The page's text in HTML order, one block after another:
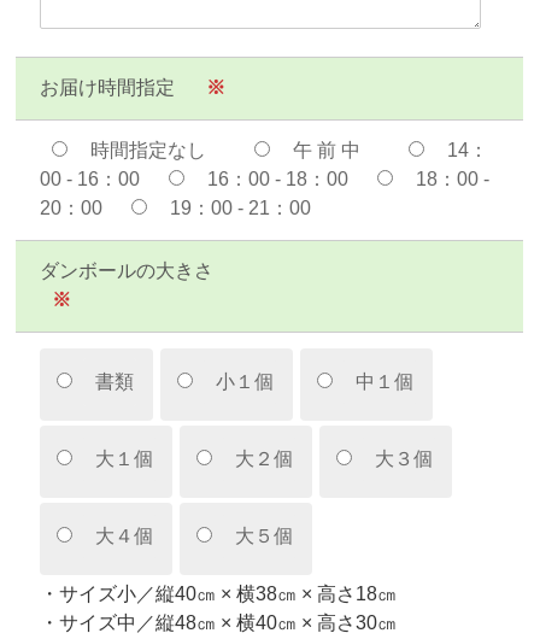
お届け時間指定 ※
時間指定なし 午 前 中
14：
00 - 16：00
16：00 - 18：00
18：00 -
20：00
19：00 - 21：00
ダンボールの大きさ
※
書類 小１個 中１個
大１個 大２個 大３個
大４個 大５個
・サイズ小／縦40㎝ × 横38㎝ × 高さ18㎝
・サイズ中／縦48㎝ × 横40㎝ × 高さ30㎝